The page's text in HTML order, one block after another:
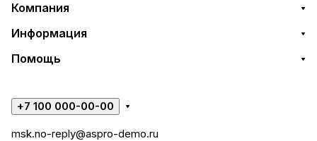
Компания
Информация
Помощь
+7 100 000-00-00
msk.no-reply@aspro-demo.ru